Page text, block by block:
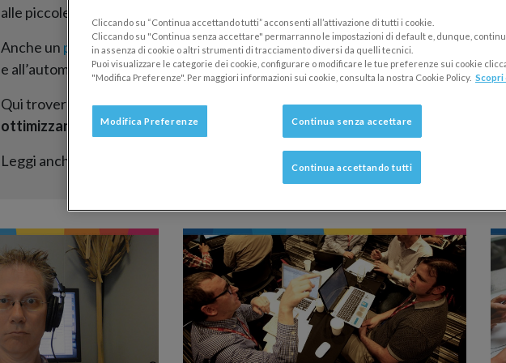
alle piccole ottimizzazioni delle attività che sembrano più banali.
Anche un programma gestionalepuò aiutarti notevolmente, grazie alle
e all’automatizzazione di diverse operazioni.
Qui troverai molti consigli permigliorare il tuo modo di lavorare riducendo lo
ottimizzando i risultati.
Leggi anche la guida alla
produttività e organizzazione del lavoro .
Cliccando su “Continua accettando tutti” acconsenti all’attivazione di tutti i cookie.
Cliccando su "Continua senza accettare" permarranno le impostazioni di default e, dunque,
in assenza di cookie o altri strumenti di tracciamento diversi da quelli tecnici.
Puoi visualizzare le categorie dei cookie, configurare o modificare le tue preferenze sui cookie
"Modifica Preferenze". Per maggiori informazioni sui cookie, consulta la nostra Cookie Policy. Scopri
Modifica Preferenze Continua senza accettare
Continua accettando tutti